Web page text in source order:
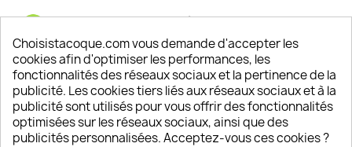
Satisfaction de nos clients
Depuis 2009, entre 92% et 94% de nos clients
sont satisfaits de nos produits
Un SAV à votre écoute
Notre SAV est disponible 6/7J de 10h à 18H
Choisistacoque.com vous demande d'accepter les
cookies afin d'optimiser les performances, les
fonctionnalités des réseaux sociaux et la pertinence de la
publicité. Les cookies tiers liés aux réseaux sociaux et à la
publicité sont utilisés pour vous offrir des fonctionnalités
optimisées sur les réseaux sociaux, ainsi que des
publicités personnalisées. Acceptez-vous ces cookies ?